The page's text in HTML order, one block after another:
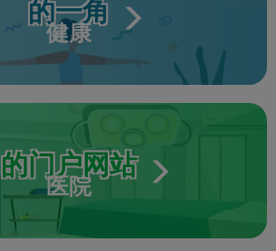
的一角
健康
的门户网站
医院